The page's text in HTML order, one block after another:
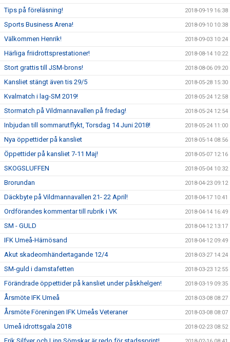
Tips på föreläsning! 2018-09-19 16:38
Sports Business Arena! 2018-09-10 10:38
Välkommen Henrik! 2018-09-03 10:24
Härliga friidrottsprestationer! 2018-08-14 10:22
Stort grattis till JSM-brons! 2018-08-06 09:20
Kansliet stängt även tis 29/5 2018-05-28 15:30
Kvalmatch i lag-SM 2019! 2018-05-24 12:58
Stormatch på Vildmannavallen på fredag! 2018-05-24 12:54
Inbjudan till sommarutflykt, Torsdag 14 Juni 2018! 2018-05-24 11:00
Nya öppettider på kansliet 2018-05-14 08:56
Öppettider på kansliet 7-11 Maj! 2018-05-07 12:16
SKOGSLUFFEN 2018-05-04 10:32
Brorundan 2018-04-23 09:12
Däckbyte på Vildmannavallen 21- 22 April! 2018-04-17 10:41
Ordförandes kommentar till rubrik i VK 2018-04-14 16:49
SM - GULD 2018-04-12 13:17
IFK Umeå-Härnösand 2018-04-12 09:49
Akut skadeomhändertagande 12/4 2018-03-27 14:24
SM-guld i damstafetten 2018-03-23 12:55
Förändrade öppettider på kansliet under påskhelgen! 2018-03-19 09:35
Årsmöte IFK Umeå 2018-03-08 08:27
Årsmöte Föreningen IFK Umeås Veteraner 2018-03-08 08:07
Umeå idrottsgala 2018 2018-02-23 08:52